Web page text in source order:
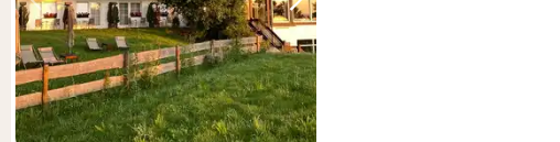
Forrige bilde Neste bilde